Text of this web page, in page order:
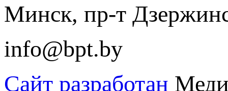
Минск, пр-т
info@bpt.by
Сайт разработан